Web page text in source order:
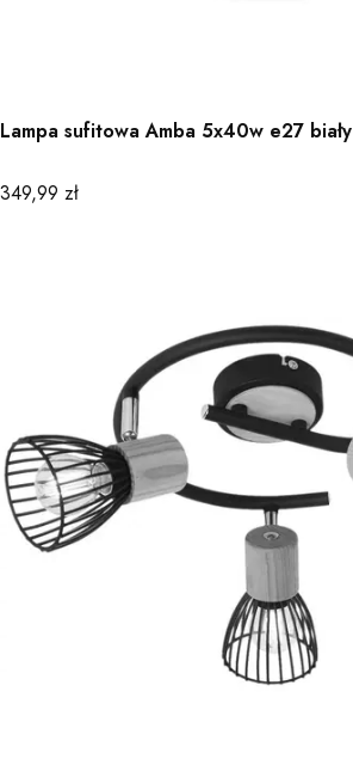
Lampa sufitowa Amba 5x40w e27 biały
Cena
349,99 zł